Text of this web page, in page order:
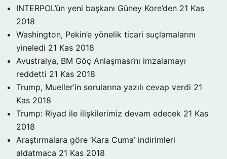
INTERPOL’ün yeni başkanı Güney Kore’den 21 Kas
2018
Washington, Pekin’e yönelik ticari suçlamalarını
yineledi 21 Kas 2018
Avustralya, BM Göç Anlaşması’nı imzalamayı
reddetti 21 Kas 2018
Trump, Mueller’in sorularına yazılı cevap verdi 21
Kas 2018
Trump: Riyad ile ilişkilerimiz devam edecek 21 Kas
2018
Araştırmalara göre ‘Kara Cuma’ indirimleri
aldatmaca 21 Kas 2018